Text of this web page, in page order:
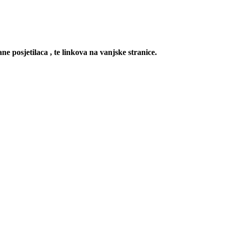
posjetilaca , te linkova na vanjske stranice.